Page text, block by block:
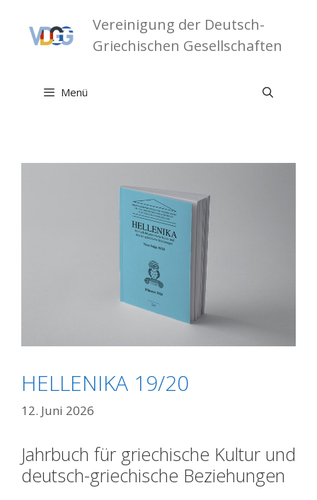
Inhalt
springen
Vereinigung der Deutsch-
Griechischen Gesellschaften
Menü
HELLENIKA 19/20
12. Juni 2026
Jahrbuch für griechische Kultur und
deutsch-griechische Beziehungen